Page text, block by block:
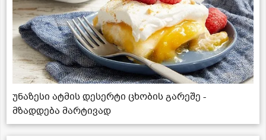
უნაზესი ატმის დესერტი ცხობის გარეშე -
მზადდება მარტივად